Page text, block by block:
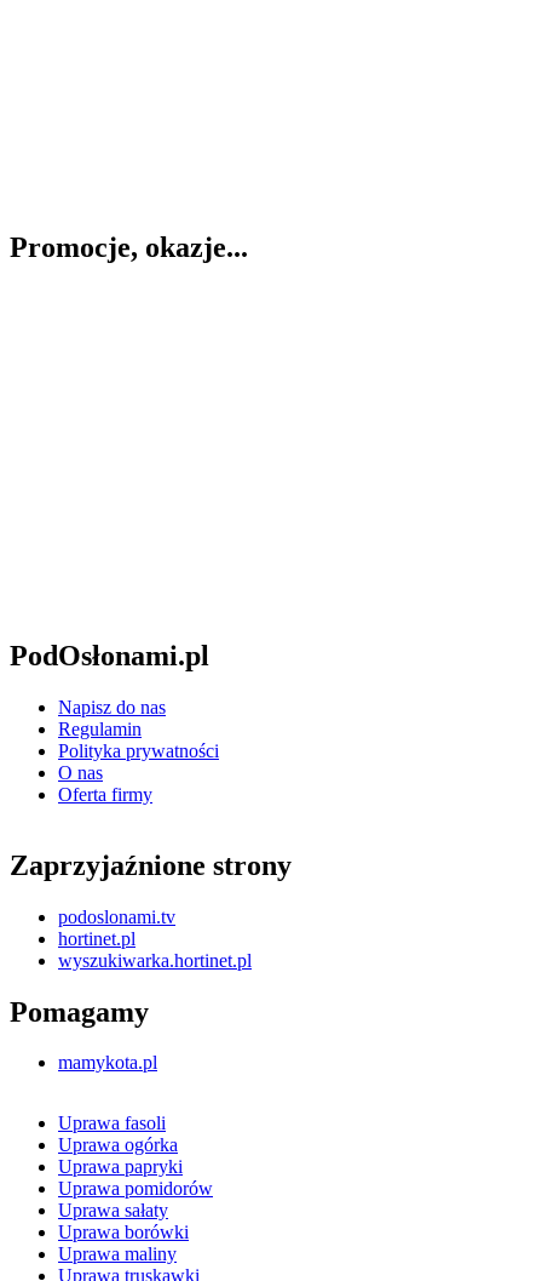
Promocje, okazje...
PodOsłonami.pl
Napisz do nas
Regulamin
Polityka prywatności
O nas
Oferta firmy
Zaprzyjaźnione strony
podoslonami.tv
hortinet.pl
wyszukiwarka.hortinet.pl
Pomagamy
mamykota.pl
Uprawa fasoli
Uprawa ogórka
Uprawa papryki
Uprawa pomidorów
Uprawa sałaty
Uprawa borówki
Uprawa maliny
Uprawa truskawki